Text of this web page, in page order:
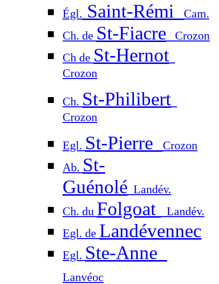
Égl. Saint-Rémi
Cam.
Ch. de St-Fiacre Crozon
Ch de St-Hernot
Crozon
Ch. St-Philibert
Crozon
Egl. St-Pierre
Crozon
Ab. St-
Guénolé Landév.
Ch. du Folgoat
Landév.
Egl. de Landévennec
Egl. Ste-Anne
Lanvéoc